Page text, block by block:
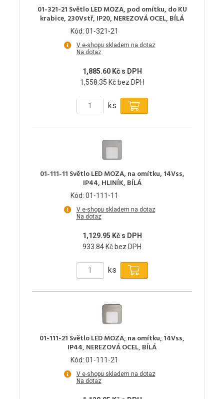
01-321-21 Světlo LED MOZA, pod omítku, do KU
krabice, 230Vstř, IP20, NEREZOVÁ OCEL, BÍLÁ
Kód: 01-321-21
V e-shopu skladem na dotaz
Na dotaz
1,885.60 Kč s DPH
1,558.35 Kč bez DPH
ks
01-111-11 Světlo LED MOZA, na omítku, 14Vss,
IP44, HLINÍK, BÍLÁ
Kód: 01-111-11
V e-shopu skladem na dotaz
Na dotaz
1,129.95 Kč s DPH
933.84 Kč bez DPH
ks
01-111-21 Světlo LED MOZA, na omítku, 14Vss,
IP44, NEREZOVÁ OCEL, BÍLÁ
Kód: 01-111-21
V e-shopu skladem na dotaz
Na dotaz